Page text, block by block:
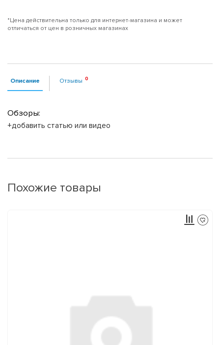
*Цена действительна только для интернет-магазина и может
отличаться от цен в розничных магазинах
Описание Отзывы
Обзоры:
+добавить статью или видео
Похожие товары